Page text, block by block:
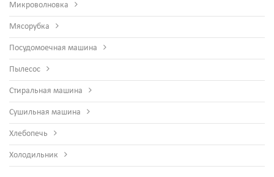
Микроволновка
Мясорубка
Посудомоечная машина
Пылесос
Стиральная машина
Сушильная машина
Хлебопечь
Холодильник